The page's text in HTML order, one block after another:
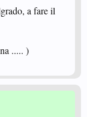
a fare il
..... )